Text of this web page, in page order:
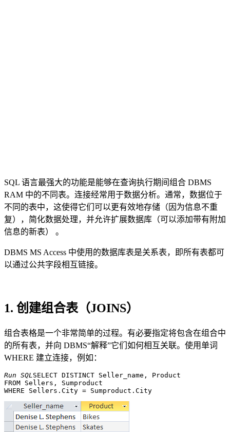
SQL 语言最强大的功能是能够在查询执行期间组合 DBMS
RAM 中的不同表。连接经常用于数据分析。通常，数据位于
不同的表中，这使得它们可以更有效地存储（因为信息不重
复），简化数据处理，并允许扩展数据库（可以添加带有附加
信息的新表） 。
DBMS MS Access 中使用的数据库表是关系表，即所有表都可
以通过公共字段相互链接。
1. 创建组合表（JOINS）
组合表格是一个非常简单的过程。有必要指定将包含在组合中
的所有表，并向 DBMS“解释”它们如何相互关联。使用单词
WHERE 建立连接，例如：
Run SQL SELECT DISTINCT Seller_name, Product
FROM Sellers, Sumproduct